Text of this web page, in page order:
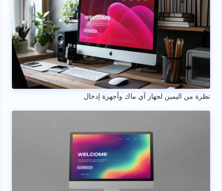
نظرة من اليمين لجهاز آي ماك وأجهزة إدخال